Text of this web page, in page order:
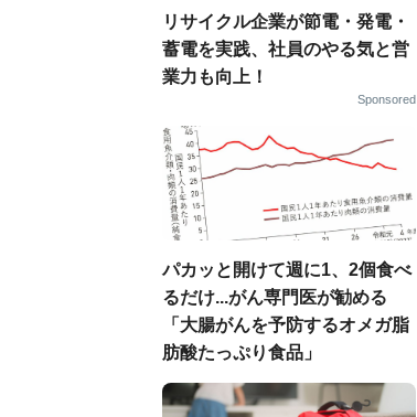
リサイクル企業が節電・発電・
蓄電を実践、社員のやる気と営
業力も向上！
Sponsored
パカッと開けて週に1、2個食べ
るだけ...がん専門医が勧める
「大腸がんを予防するオメガ脂
肪酸たっぷり食品」